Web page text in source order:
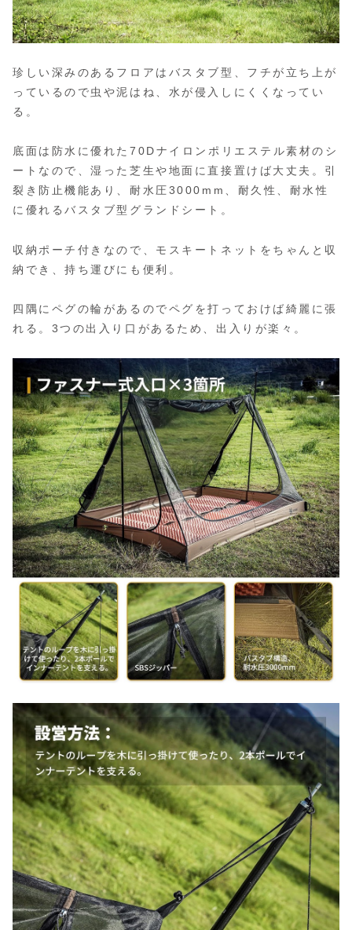
珍しい深みのあるフロアはバスタブ型、フチが立ち上が
っているので虫や泥はね、水が侵入しにくくなってい
る。
底面は防水に優れた70Dナイロンポリエステル素材のシ
ートなので、湿った芝生や地面に直接置けば大丈夫。引
裂き防止機能あり、耐水圧3000mm、耐久性、耐水性
に優れるバスタブ型グランドシート。
収納ポーチ付きなので、モスキートネットをちゃんと収
納でき、持ち運びにも便利。
四隅にペグの輪があるのでペグを打っておけば綺麗に張
れる。3つの出入り口があるため、出入りが楽々。